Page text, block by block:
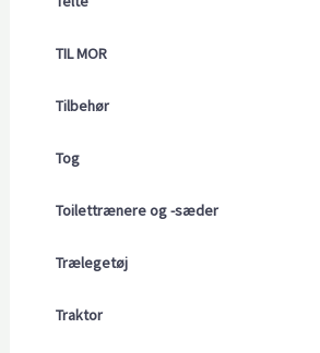
TIL MOR
Tilbehør
Tog
Toilettrænere og -sæder
Trælegetøj
Traktor